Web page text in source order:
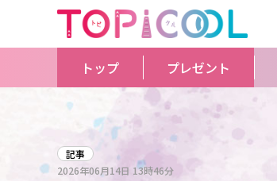
トップ プレゼント
記事
2026年06月14日 13時46分